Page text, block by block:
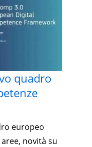
quadro
europeo
novità su